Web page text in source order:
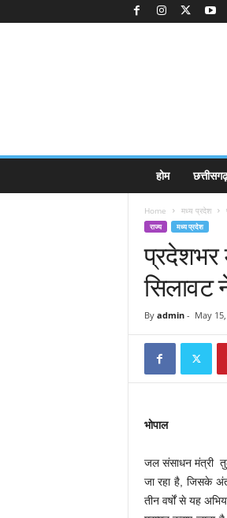
k
होम
Home मध्य प्रदेश
राज्य मध्य प्रदेश
प्रदेशभर
सिलावट
By admin- May
भोपाल
जल संसाधन मंत्री
जा रहा है, जिसके
तीन वर्षों से यह